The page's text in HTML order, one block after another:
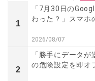
1
「7月30日の
わった？」スマホ
2026/08/07
2
「勝手にデータ
の危険設定を即オ